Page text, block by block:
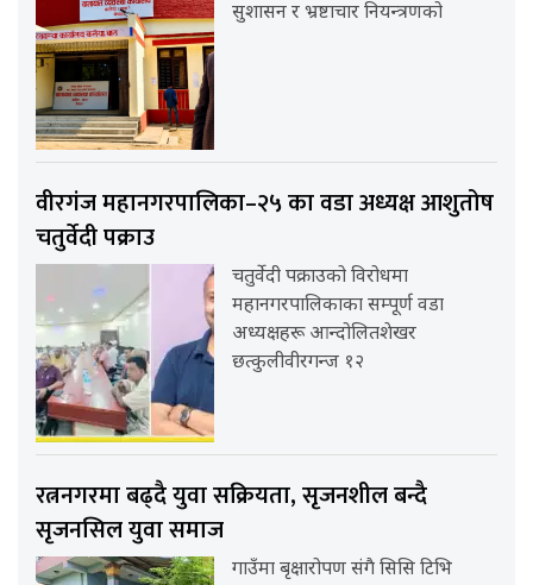
सुशासन र भ्रष्टाचार नियन्त्रणको
वीरगंज महानगरपालिका–२५ का वडा अध्यक्ष आशुतोष
चतुर्वेदी पक्राउ
चतुर्वेदी पक्राउको विरोधमा
महानगरपालिकाका सम्पूर्ण वडा
अध्यक्षहरू आन्दोलितशेखर
छत्कुलीवीरगन्ज १२
रत्ननगरमा बढ्दै युवा सक्रियता, सृजनशील बन्दै
सृजनसिल युवा समाज
गाउँमा बृक्षारोपण संगै सिसि टिभि